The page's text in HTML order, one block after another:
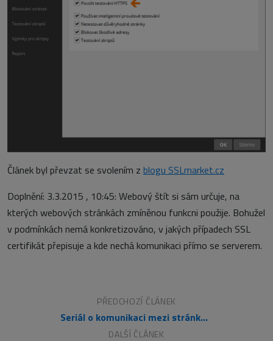
Článek byl převzat se svolením z blogu SSLmarket.cz
Doplnění: 3.3.2015 , 10:45: Webový štít si sám určuje, na
kterých webových stránkách zmíněnou funkcni použije. Bohužel
v podmínkách nemá konkretizováno, v jakých případech SSL
certifikát přepisuje a kde nechá komunikaci přímo se serverem.
PŘEDCHOZÍ ČLÁNEK
Seriál o komunikaci mezi stránkou a serverem: 2.AJAX: CORS,polling
DALŠÍ ČLÁNEK